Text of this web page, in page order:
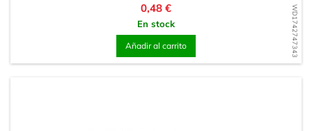
WD1742747343
Precio
0,48 €
En stock
Añadir al carrito